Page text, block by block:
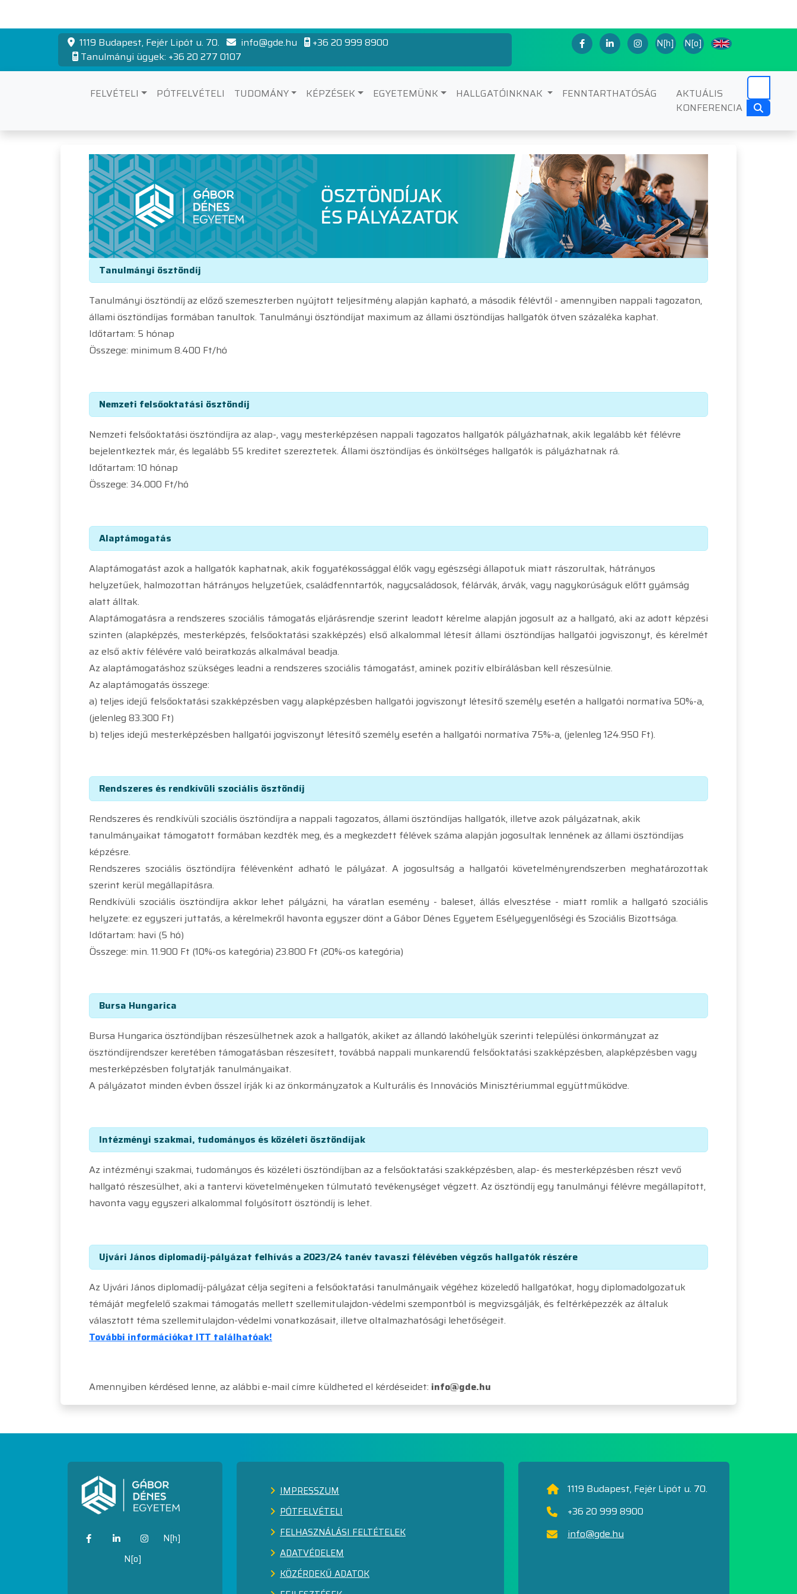
1119 Budapest, Fejér Lipót u. 70. info@gde.hu
+36 20 999 8900
Tanulmányi ügyek: +36 20 277 0107
N[h] N[o]
FELVÉTELI PÓTFELVÉTELI TUDOMÁNY KÉPZÉSEK EGYETEMÜNK HALLGATÓINKNAK FENNTARTHATÓSÁG
AKTUÁLIS
KONFERENCIA
Ösztöndíjak, pályázatok
Tanulmányi ösztöndíj
Tanulmányi ösztöndíj az előző szemeszterben nyújtott teljesítmény alapján kapható, a második félévtől - amennyiben nappali tagozaton,
állami ösztöndíjas formában tanultok. Tanulmányi ösztöndíjat maximum az állami ösztöndíjas hallgatók ötven százaléka kaphat.
Időtartam: 5 hónap
Összege: minimum 8.400 Ft/hó
Nemzeti felsőoktatási ösztöndíj
Nemzeti felsőoktatási ösztöndíjra az alap-, vagy mesterképzésen nappali tagozatos hallgatók pályázhatnak, akik legalább két félévre
bejelentkeztek már, és legalább 55 kreditet szereztetek. Állami ösztöndíjas és önköltséges hallgatók is pályázhatnak rá.
Időtartam: 10 hónap
Összege: 34.000 Ft/hó
Alaptámogatás
Alaptámogatást azok a hallgatók kaphatnak, akik fogyatékossággal élők vagy egészségi állapotuk miatt rászorultak, hátrányos
helyzetűek, halmozottan hátrányos helyzetűek, családfenntartók, nagycsaládosok, félárvák, árvák, vagy nagykorúságuk előtt gyámság
alatt álltak.
Alaptámogatásra a rendszeres szociális támogatás eljárásrendje szerint leadott kérelme alapján jogosult az a hallgató, aki az adott képzési
szinten (alapképzés, mesterképzés, felsőoktatási szakképzés) első alkalommal létesít állami ösztöndíjas hallgatói jogviszonyt, és kérelmét
az első aktív félévére való beiratkozás alkalmával beadja.
Az alaptámogatáshoz szükséges leadni a rendszeres szociális támogatást, aminek pozitív elbírálásban kell részesülnie.
Az alaptámogatás összege:
a) teljes idejű felsőoktatási szakképzésben vagy alapképzésben hallgatói jogviszonyt létesítő személy esetén a hallgatói normatíva 50%-a,
(jelenleg 83.300 Ft)
b) teljes idejű mesterképzésben hallgatói jogviszonyt létesítő személy esetén a hallgatói normatíva 75%-a, (jelenleg 124.950 Ft).
Rendszeres és rendkívüli szociális ösztöndíj
Rendszeres és rendkívüli szociális ösztöndíjra a nappali tagozatos, állami ösztöndíjas hallgatók, illetve azok pályázatnak, akik
tanulmányaikat támogatott formában kezdték meg, és a megkezdett félévek száma alapján jogosultak lennének az állami ösztöndíjas
képzésre.
Rendszeres szociális ösztöndíjra félévenként adható le pályázat. A jogosultság a hallgatói követelményrendszerben meghatározottak
szerint kerül megállapításra.
Rendkívüli szociális ösztöndíjra akkor lehet pályázni, ha váratlan esemény - baleset, állás elvesztése - miatt romlik a hallgató szociális
helyzete: ez egyszeri juttatás, a kérelmekről havonta egyszer dönt a Gábor Dénes Egyetem Esélyegyenlőségi és Szociális Bizottsága.
Időtartam: havi (5 hó)
Összege: min. 11.900 Ft (10%-os kategória) 23.800 Ft (20%-os kategória)
Bursa Hungarica
Bursa Hungarica ösztöndíjban részesülhetnek azok a hallgatók, akiket az állandó lakóhelyük szerinti települési önkormányzat az
ösztöndíjrendszer keretében támogatásban részesített, továbbá nappali munkarendű felsőoktatási szakképzésben, alapképzésben vagy
mesterképzésben folytatják tanulmányaikat.
A pályázatot minden évben ősszel írják ki az önkormányzatok a Kulturális és Innovációs Minisztériummal együttműködve.
Intézményi szakmai, tudományos és közéleti ösztöndíjak
Az intézményi szakmai, tudományos és közéleti ösztöndíjban az a felsőoktatási szakképzésben, alap- és mesterképzésben részt vevő
hallgató részesülhet, aki a tantervi követelményeken túlmutató tevékenységet végzett. Az ösztöndíj egy tanulmányi félévre megállapított,
havonta vagy egyszeri alkalommal folyósított ösztöndíj is lehet.
Ujvári János diplomadíj-pályázat felhívás a 2023/24 tanév tavaszi félévében végzős hallgatók részére
Az Ujvári János diplomadíj-pályázat célja segíteni a felsőoktatási tanulmányaik végéhez közeledő hallgatókat, hogy diplomadolgozatuk
témáját megfelelő szakmai támogatás mellett szellemitulajdon-védelmi szempontból is megvizsgálják, és feltérképezzék az általuk
választott téma szellemitulajdon-védelmi vonatkozásait, illetve oltalmazhatósági lehetőségeit.
További információkat ITT találhatóak!
Amennyiben kérdésed lenne, az alábbi e-mail címre küldheted el kérdéseidet: info@gde.hu
N[h]
N[o]
IMPRESSZUM
PÓTFELVÉTELI
FELHASZNÁLÁSI FELTÉTELEK
ADATVÉDELEM
KÖZÉRDEKŰ ADATOK
1119 Budapest, Fejér Lipót u. 70.
+36 20 999 8900
info@gde.hu